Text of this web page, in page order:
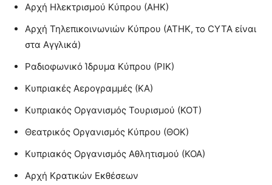
Αρχή Ηλεκτρισμού Κύπρου (ΑΗΚ)
Αρχή Τηλεπικοινωνιών Κύπρου (ΑΤΗΚ, το CYTA είναι
στα Αγγλικά)
Ραδιοφωνικό Ίδρυμα Κύπρου (ΡΙΚ)
Κυπριακές Αερογραμμές (ΚΑ)
Κυπριακός Οργανισμός Τουρισμού (ΚΟΤ)
Θεατρικός Οργανισμός Κύπρου (ΘΟΚ)
Κυπριακός Οργανισμός Αθλητισμού (ΚΟΑ)
Αρχή Κρατικών Εκθέσεων